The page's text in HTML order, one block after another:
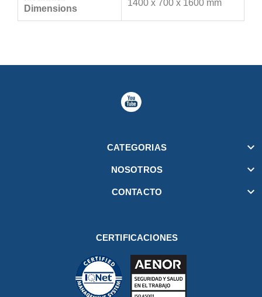
Dimensions
1400 x 700 x 1600 mm
CATEGORIAS 
NOSOTROS 
CONTACTO 
CERTIFICACIONES